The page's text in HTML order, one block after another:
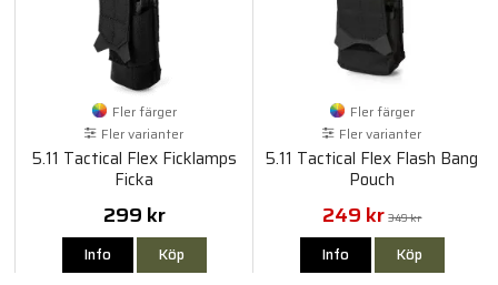
Fler färger
Fler varianter
5.11 Tactical Flex Ficklamps
Ficka
299 kr
Info Köp
Fler färger
Fler varianter
5.11 Tactical Flex Flash Bang
Pouch
249 kr 349 kr
Info Köp